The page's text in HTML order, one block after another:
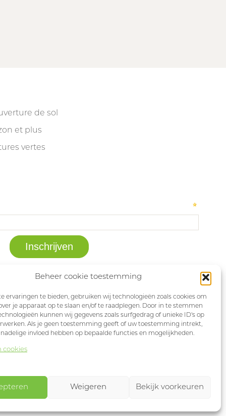
Beheer cookie toestemming
ervaringen te bieden, gebruiken wij technologieën zoals cookies om
je apparaat op te slaan en/of te raadplegen. Door in te stemmen
kunnen wij gegevens zoals surfgedrag of unieke ID's op
Als je geen toestemming geeft of uw toestemming intrekt,
invloed hebben op bepaalde functies en mogelijkheden.
cookies
Weigeren Bekijk voorkeuren
de sol
et plus
vertes